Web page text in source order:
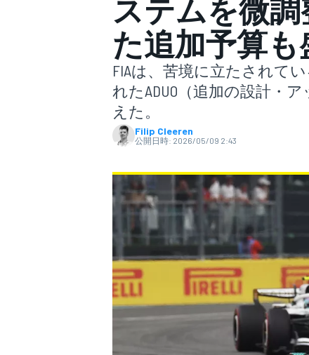
スーパーフォーミュラ
スーパーGT
ステムを微
た追加予算
FIAは、苦境に立たされて
れたADUO（追加の設計・
えた。
Filip Cleeren
公開日時: 2026/05/09 2:43